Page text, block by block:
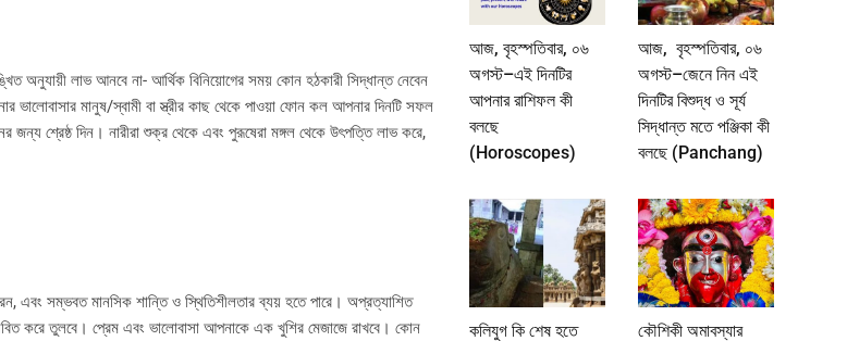
অনুযায়ী লাভ আনবে না- আর্থিক বিনিয়োগের সময় কোন হঠকারী সিদ্ধান্ত নেবেন
মানুষ/স্বামী বা স্ত্রীর কাছ থেকে পাওয়া ফোন কল আপনার দিনটি সফল
জন্য শ্রেষ্ঠ দিন। নারীরা শুক্র থেকে এবং পুরূষেরা মঙ্গল থেকে উৎপত্তি লাভ করে,
এবং সম্ভবত মানসিক শান্তি ও স্থিতিশীলতার ব্যয় হতে পারে। অপ্রত্যাশিত
করে তুলবে। প্রেম এবং ভালোবাসা আপনাকে এক খুশির মেজাজে রাখবে। কোন
আজ, বৃহস্পতিবার, ০৬
অগস্ট–এই দিনটির
আপনার রাশিফল কী
বলছে
(Horoscopes)
আজ, বৃহস্পতিবার, ০৬
অগস্ট–জেনে নিন এই
দিনটির বিশুদ্ধ ও সূর্য
সিদ্ধান্ত মতে পঞ্জিকা কী
বলছে (Panchang)
কলিযুগ কি শেষ হতে কৌশিকী অমাবস্যার